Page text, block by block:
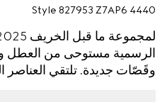
Style ‎827953 Z7AP6 4440
الرسمية مستوحى من العطل
وقَصّات جديدة. تلتقي العناصر